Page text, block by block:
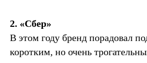
2. «Сбер»
В этом году бренд порадовал
коротким, но очень